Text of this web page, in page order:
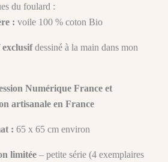
du foulard :
: voile 100 % coton Bio
dessiné à la main dans mon
Numérique France et
artisanale en France
: 65 x 65 cm environ
limitée – petite série (4 exemplaires